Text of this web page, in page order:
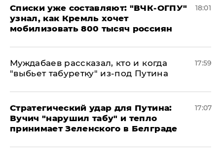
Списки уже составляют: "ВЧК-ОГПУ"
узнал, как Кремль хочет
мобилизовать 800 тысяч россиян
18:01
Муждабаев рассказал, кто и когда
"выбьет табуретку" из-под Путина
17:59
Стратегический удар для Путина:
Вучич "нарушил табу" и тепло
принимает Зеленского в Белграде
17:07